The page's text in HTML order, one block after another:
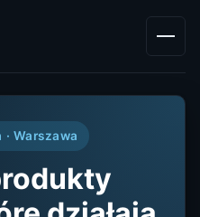
Menu
Warszawa